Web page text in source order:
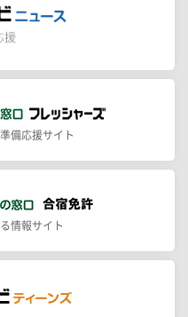
備応援サイト
情報サイト